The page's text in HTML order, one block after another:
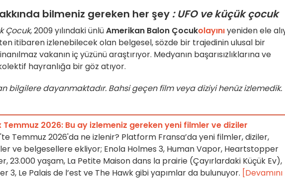
bilmeniz gereken her şey : UFO ve küçük çocuk
Çocuk, 2009 yılındaki ünlüAmerikan Balon Çocukolayınıyeniden ele
itibaren izlenebilecek olan belgesel, sözde bir trajedinin ulusal bir
vakanın iç yüzünü araştırıyor. Medyanın başarısızlıklarına ve
hayranlığa bir göz atıyor.
bilgilere dayanmaktadır. Bahsi geçen film veya diziyi henüz izlemedik.
Temmuz 2026: Bu ay izlemeniz gereken yeni filmler ve diziler
Temmuz 2026'da ne izlenir? Platform Fransa’da yeni filmler, diziler,
ve belgesellere ekliyor; Enola Holmes 3, Human Vapor, Heartstopper
23.000 yaşam, La Petite Maison dans la prairie (Çayırlardaki Küçük Ev),
3, Le Palais de l’est ve The Hawk gibi yapımlar da bulunuyor. [Devamını